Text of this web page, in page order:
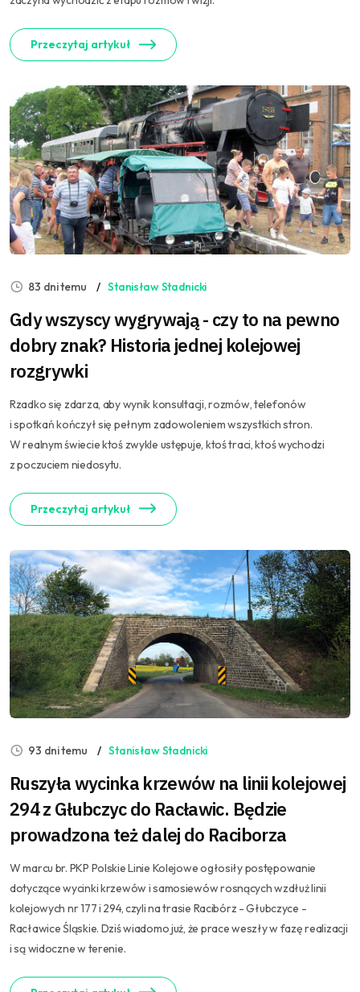
Przeczytaj artykuł
83 dni temu Stanisław Stadnicki
Gdy wszyscy wygrywają - czy to na pewno
dobry znak? Historia jednej kolejowej
rozgrywki
Rzadko się zdarza, aby wynik konsultacji, rozmów, telefonów
i spotkań kończył się pełnym zadowoleniem wszystkich stron.
W realnym świecie ktoś zwykle ustępuje, ktoś traci, ktoś wychodzi
z poczuciem niedosytu.
Przeczytaj artykuł
93 dni temu Stanisław Stadnicki
Ruszyła wycinka krzewów na linii kolejowej
294 z Głubczyc do Racławic. Będzie
prowadzona też dalej do Raciborza
W marcu br. PKP Polskie Linie Kolejowe ogłosiły postępowanie
dotyczące wycinki krzewów i samosiewów rosnących wzdłuż linii
kolejowych nr 177 i 294, czyli na trasie Racibórz - Głubczyce -
Racławice Śląskie. Dziś wiadomo już, że prace weszły w fazę realizacji
i są widoczne w terenie.